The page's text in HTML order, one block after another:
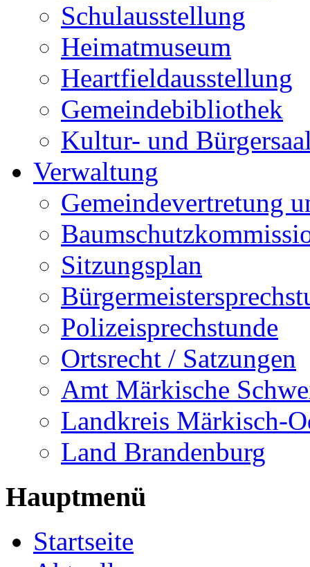
Schulausstellung
Heimatmuseum
Heartfieldausstellung
Gemeindebibliothek
Kultur- und
Verwaltung
Gemeindevertretung
Sitzungsplan
Polizeisprechstunde
Ortsrecht / Satzungen
Amt Märkische
Landkreis Märkisch-
Land Brandenburg
Hauptmenü
Startseite